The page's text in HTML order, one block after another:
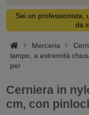
Sei un professionista,
da
Merceria
lampo, a estremità
per
Cerniera in
cm, con